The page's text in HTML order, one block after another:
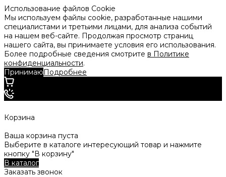
Использование файлов Cookie
Мы используем файлы cookie, разработанные нашими
специалистами и третьими лицами, для анализа событий
на нашем веб-сайте. Продолжая просмотр страниц
нашего сайта, вы принимаете условия его использования.
Более подробные сведения смотрите в Политике
конфиденциальности.
ПринимаюПодробнее
Корзина
Ваша корзина пуста
Выберите в каталоге интересующий товар и нажмите
кнопку "В корзину"
В каталог
Заказать звонок